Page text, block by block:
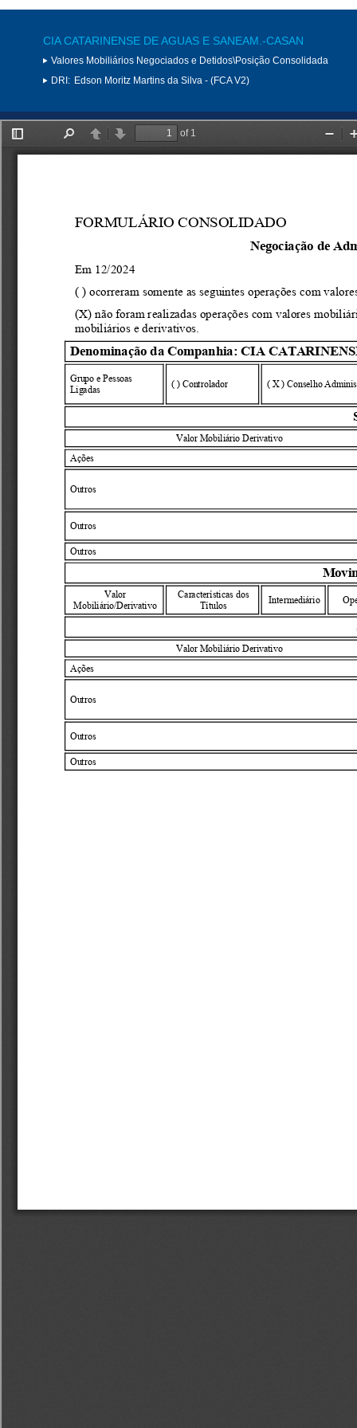
CIA CATARINENSE DE AGUAS E SANEAM.-CASAN
Valores Mobiliários Negociados e Detidos\Posição Consolidada
DRI: Edson Moritz Martins da Silva - (FCA V2)